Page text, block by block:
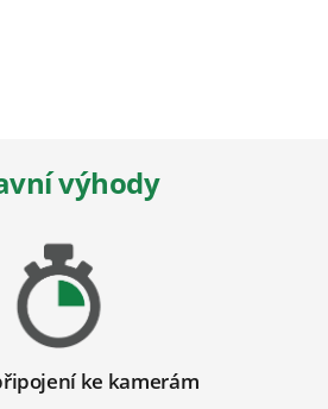
výhody
ke kamerám